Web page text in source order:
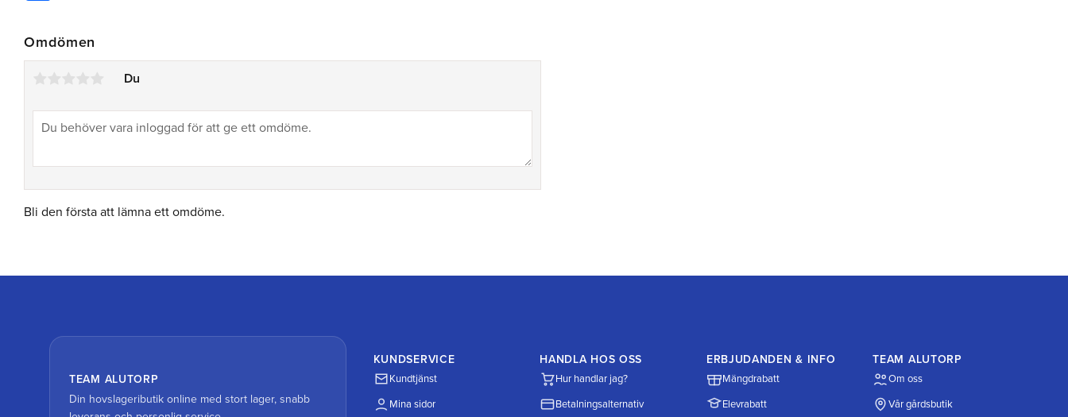
Omdömen
Du
Bli den första att lämna ett omdöme.
TEAM ALUTORP
Din hovslageributik online med stort lager, snabb
KUNDSERVICE
Kundtjänst
Mina sidor
HANDLA HOS OSS
Hur handlar jag?
Betalningsalternativ
ERBJUDANDEN & INFO
Mängdrabatt
Elevrabatt
TEAM ALUTORP
Om oss
Vår gårdsbutik